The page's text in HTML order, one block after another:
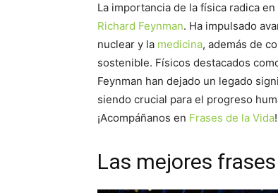
La importancia de la física radica
Richard Feynman. Ha impulsado
nuclear y la medicina, además de
sostenible. Físicos destacados
Feynman han dejado un legado
siendo crucial para el progreso
¡Acompáñanos en Frases de la Vida!
Las mejores